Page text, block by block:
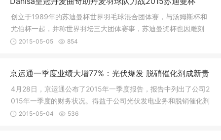
创立于1989年的苏迪曼杯世界羽毛球混合团体赛，与汤姆斯杯和
尤伯杯一起，并称世界羽坛三大团体赛事，苏迪曼奖杯也因雕刻
了举世闻名的印尼古代建筑---婆娑浮屠佛塔体造型而闻名，堪称
根森、马来西亚名将李宗伟等等都是这个赛场上的“熟客”。
2015-05-05 854
京运通一季度业绩大增77%：光伏爆发 脱硝催化剂成新贵
4月28日，京运通公布了2015年一季度报告，报告中列出了公司2
015年一季度的财务状况。得益于公司光伏发电业务和脱销催化剂
收入增加，报告期内，京运通实现营业收入2.57亿元，同比增长8
2015-05-04 536